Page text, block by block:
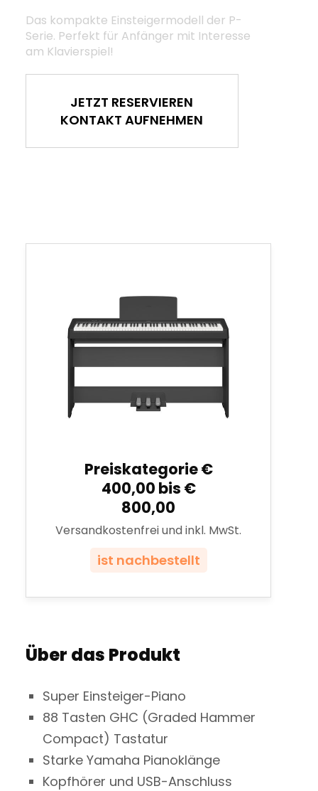
Das kompakte Einsteigermodell der P-
Serie. Perfekt für Anfänger mit Interesse
am Klavierspiel!
JETZT RESERVIEREN
KONTAKT AUFNEHMEN
Preiskategorie €
400,00 bis €
800,00
Versandkostenfrei und inkl. MwSt.
ist nachbestellt
Über das Produkt
Super Einsteiger-Piano
88 Tasten GHC (Graded Hammer
Compact) Tastatur
Starke Yamaha Pianoklänge
Kopfhörer und USB-Anschluss